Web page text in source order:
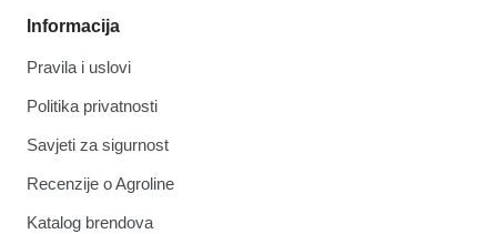
Informacija
Pravila i uslovi
Politika privatnosti
Savjeti za sigurnost
Recenzije o Agroline
Katalog brendova